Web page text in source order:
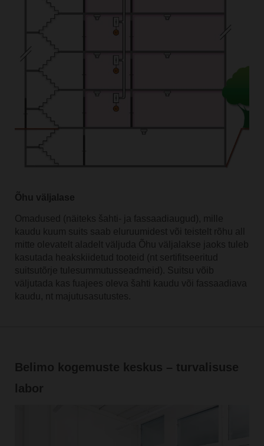
Õhu väljalase
Omadused (näiteks šahti- ja fassaadiaugud), mille
kaudu kuum suits saab eluruumidest või teistelt rõhu all
mitte olevatelt aladelt väljuda Õhu väljalakse jaoks tuleb
kasutada heakskiidetud tooteid (nt sertifitseeritud
suitsutõrje tulesummutusseadmeid). Suitsu võib
väljutada kas fuajees oleva šahti kaudu või fassaadiava
kaudu, nt majutusasutustes.
Belimo kogemuste keskus – turvalisuse
labor